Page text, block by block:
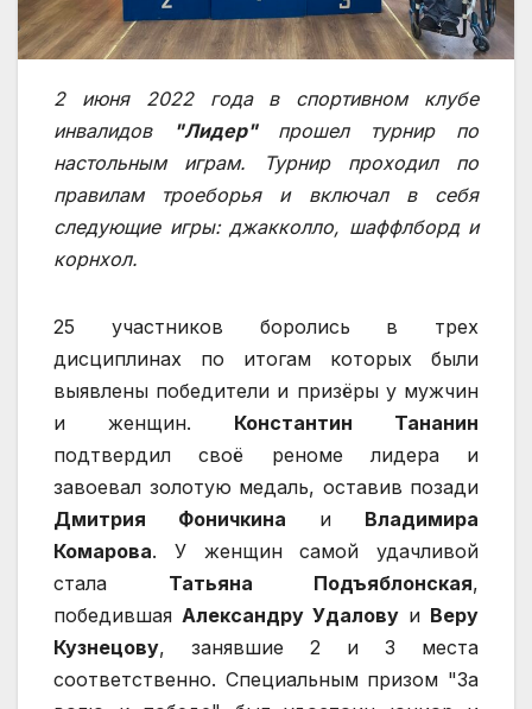
2 июня 2022 года в спортивном клубе
инвалидов
"Лидер" прошел турнир по
настольным играм. Турнир проходил по
правилам троеборья и включал в себя
следующие игры: джакколло, шаффлборд и
корнхол.
25 участников боролись в трех
дисциплинах по итогам которых были
выявлены победители и призёры у мужчин
и женщин. Константин Тананин
подтвердил своё реноме лидера и
завоевал золотую медаль, оставив позади
Дмитрия Фоничкина и Владимира
Комарова. У женщин самой удачливой
стала Татьяна Подъяблонская,
победившая Александру Удалову и Веру
Кузнецову, занявшие 2 и 3 места
соответственно. Специальным призом "За